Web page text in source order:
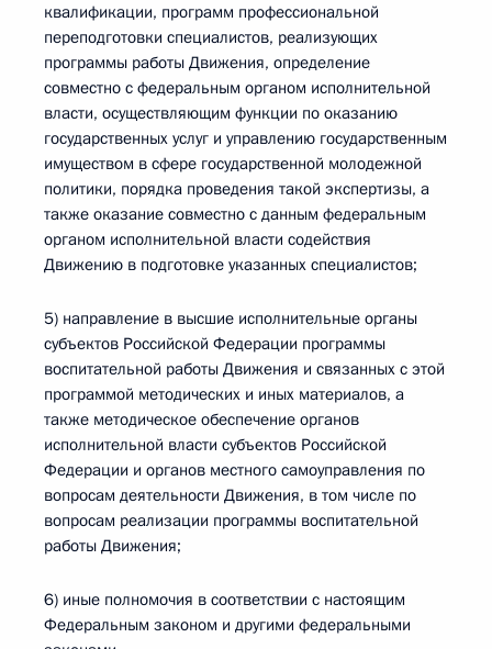
квалификации, программ профессиональной
переподготовки специалистов, реализующих
программы работы Движения, определение
совместно с федеральным органом исполнительной
власти, осуществляющим функции по оказанию
государственных услуг и управлению государственным
имуществом в сфере государственной молодежной
политики, порядка проведения такой экспертизы, а
также оказание совместно с данным федеральным
органом исполнительной власти содействия
Движению в подготовке указанных специалистов;
5) направление в высшие исполнительные органы
субъектов Российской Федерации программы
воспитательной работы Движения и связанных с этой
программой методических и иных материалов, а
также методическое обеспечение органов
исполнительной власти субъектов Российской
Федерации и органов местного самоуправления по
вопросам деятельности Движения, в том числе по
вопросам реализации программы воспитательной
работы Движения;
6) иные полномочия в соответствии с настоящим
Федеральным законом и другими федеральными